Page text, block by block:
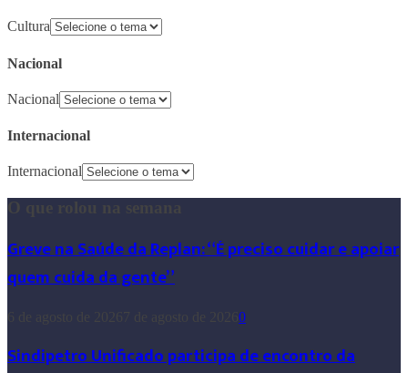
Cultura
Nacional
Nacional
Internacional
Internacional
O que rolou na semana
Greve na Saúde da Replan: “É preciso cuidar e apoiar
quem cuida da gente”
0
Sindipetro Unificado participa de encontro da